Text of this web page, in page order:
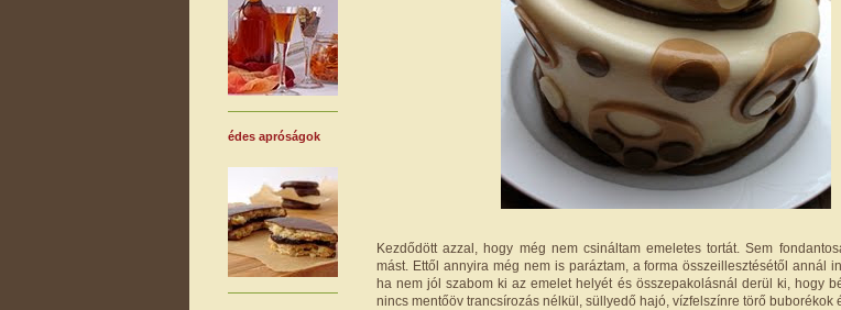
Kezdődött azzal, hogy még nem csináltam emeletes tortát. Sem
mást. Ettől annyira még nem is paráztam, a forma összeillesztésétől annál
ha nem jól szabom ki az emelet helyét és összepakolásnál derül ki, hogy
nincs mentőöv trancsírozás nélkül, süllyedő hajó, vízfelszínre törő buborékok
édes apróságok